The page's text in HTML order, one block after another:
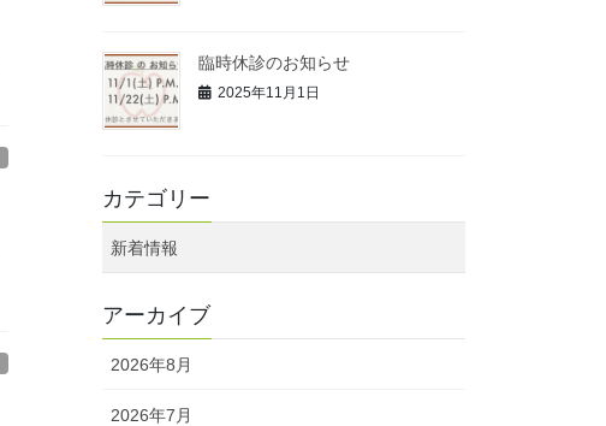
臨時休診のお知らせ
2025年11月1日
カテゴリー
新着情報
アーカイブ
2026年8月
2026年7月